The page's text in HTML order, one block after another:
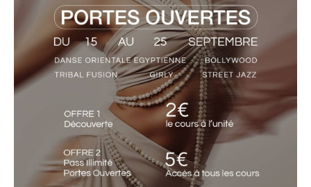
ouvertes
- Idéal pour tester un style ou un créneau
- Réservation obligatoire du cours choisi
Parfait pour une première découverte !
Pass illimité : 5 € (meilleure offre !)
- Accès à tous les cours pendant 2 semaines
- Valable du 15 au 25 septembre 2025